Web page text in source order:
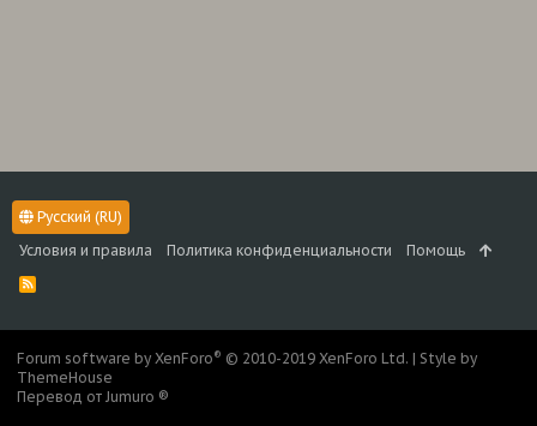
Русский (RU)
Условия и правила
Политика конфиденциальности Помощь
R
S
Forum software by XenForo® © 2010-2019 XenForo Ltd. | Style by
ThemeHouse
Перевод от Jumuro ®